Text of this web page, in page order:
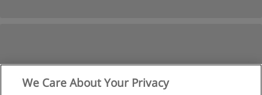
We Care About Your Privacy